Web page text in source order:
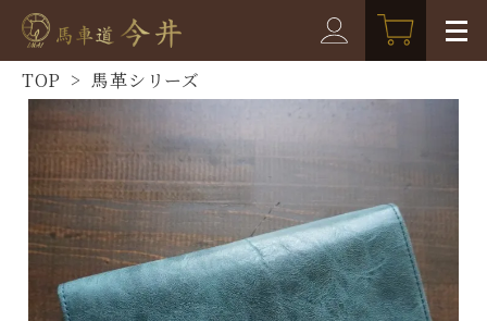
TOP > 馬革シリーズ